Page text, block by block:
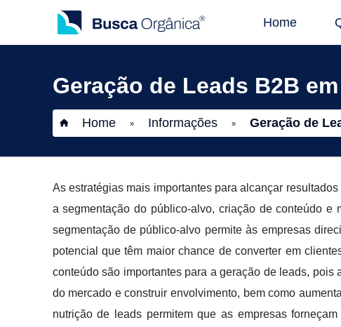
Home
Geração de Leads B2B
Home » Informações » Geração de
As estratégias mais importantes para alcançar
a segmentação do público-alvo, criação de conteúdo
segmentação de público-alvo permite às empresas
potencial que têm maior chance de converter em
conteúdo são importantes para a geração de leads,
do mercado e construir envolvimento, bem como
nutrição de leads permitem que as empresas